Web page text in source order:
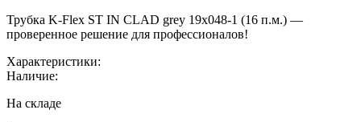
Трубка K-Flex ST IN CLAD grey 19х048-1 (16 п.м.) —
проверенное решение для профессионалов!
Характеристики:
Наличие:
На складе